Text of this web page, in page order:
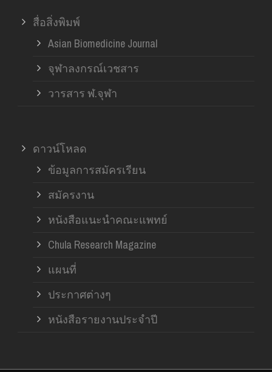
สื่อสิ่งพิมพ์
Asian Biomedicine Journal
จุฬาลงกรณ์เวชสาร
วารสาร ฬ.จุฬา
ดาวน์โหลด
ข้อมูลการสมัครเรียน
สมัครงาน
หนังสือแนะนำคณะแพทย์
Chula Research Magazine
แผนที่
ประกาศต่างๆ
หนังสือรายงานประจำปี